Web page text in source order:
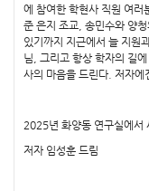
에 참여한 학현사 직원 여러
준 은지 조교, 송민수와 양
있기까지 지근에서 늘 지원
님, 그리고 항상 학자의 길
사의 마음을 드린다. 저자에
2025년 화양동 연구실에서
저자 임성훈 드림